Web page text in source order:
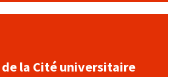
la Cité universitaire